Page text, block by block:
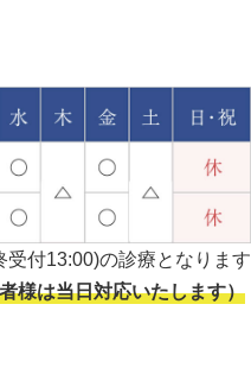
付13:00)の診療となります
様は当日対応いたします）